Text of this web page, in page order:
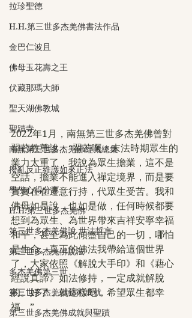
拉珍聖德
H.H.第三世多杰羌佛書法作品
金巴仁波且
佛母玉花壽之王
伏藏那瑪大師
聖天湖佛教城
聖蹟寺
南無第三世多杰羌佛經藏總集
撥亂反正維護如來正法
學佛心得分享
H.H.第三世多杰羌佛
第三世多杰羌佛說 世法哲言
第三世多杰羌佛說法
多杰羌佛第三世
第三世多杰羌佛藝術成就
第三世多杰羌佛成就與聖蹟
2022年1月，南無第三世多杰羌佛曾對
翟芒教尊說：“翟芒啊，末法時期眾生的
業力太重了，我說為眾生擔業，這不是
空話，擔業不能進入禪定境界，而是要
實實在在遷意行持，代眾生受苦。我和
佛母如是說，也如是做，任何時候都要
想到為眾生、為世界帶來吉祥安寧幸福
和平，甚至為此傾盡自己的一切，哪怕
是生命。真正的佛法我帶給這個世界
了，大家依照《解脫大手印》和《藉心
經說真諦》如法修持，一定成就解脫
的。好了，就這樣吧，希望眾生都幸
福。”